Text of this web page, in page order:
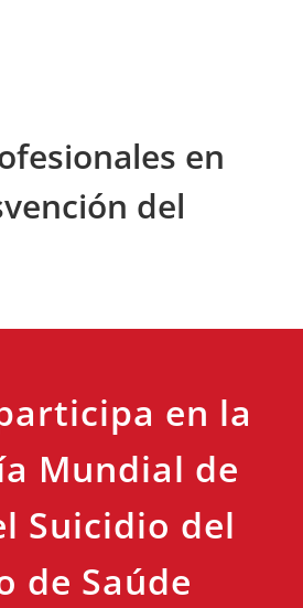
en
del
en la
Mundial de
Suicidio del
de Saúde